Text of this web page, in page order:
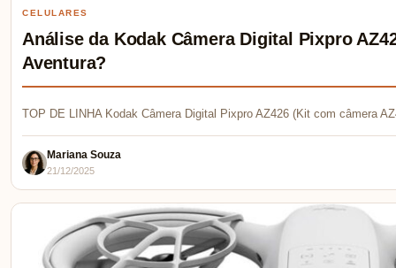
CELULARES
Análise da Kodak Câmera Digital Pixpro
Aventura?
TOP DE LINHA Kodak Câmera Digital Pixpro AZ426 (Kit com câmera
Mariana Souza
21/12/2025